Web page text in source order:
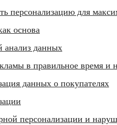
персонализацию для
основа
анализ данных
в правильное время и
данных о покупателях
персонализации и